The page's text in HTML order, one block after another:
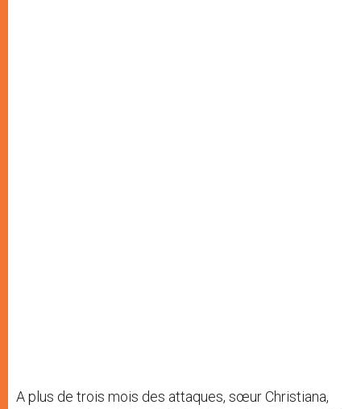
A plus de trois mois des attaques, sœur Christiana,